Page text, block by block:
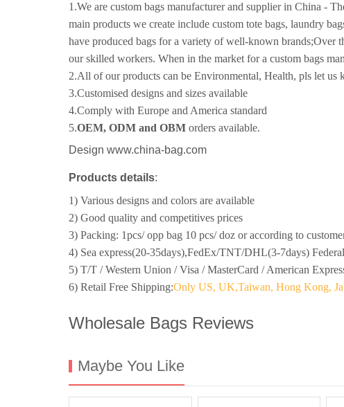
1.We are custom bags manufacturer and supplier in China -
main products we create include custom tote bags, laundry
have produced bags for a variety of well-known brands;Over
our skilled workers. When in the market for a custom bags
2.All of our products can be Environmental, Health, pls let us
3.Customised designs and sizes available
4.Comply with Europe and America standard
5.OEM, ODM and OBM orders available.
Design www.china-bag.com
Products details:
1) Various designs and colors are available
2) Good quality and competitives prices
3) Packing: 1pcs/ opp bag 10 pcs/ doz or according to
4) Sea express(20-35days),FedEx/TNT/DHL(3-7days)
5) T/T / Western Union / Visa / MasterCard / American
6) Retail Free Shipping:Only US, UK,Taiwan, Hong Kong,
Wholesale Bags Reviews
Maybe You Like